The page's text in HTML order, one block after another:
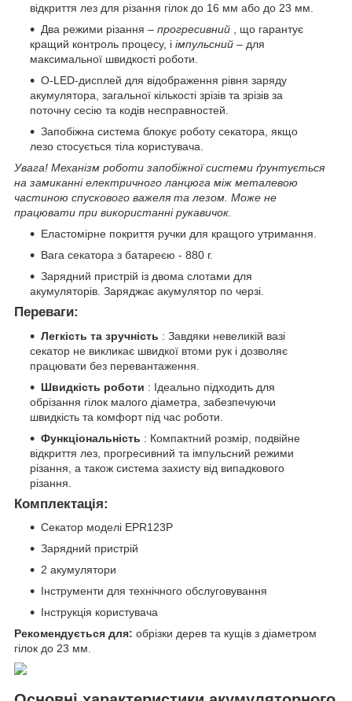
відкриття лез для різання гілок до 16 мм або до 23 мм.
Два режими різання – прогресивний , що гарантує
кращий контроль процесу, і імпульсний – для
максимальної швидкості роботи.
О-LED-дисплей для відображення рівня заряду
акумулятора, загальної кількості зрізів та зрізів за
поточну сесію та кодів несправностей.
Запобіжна система блокує роботу секатора, якщо
лезо стосується тіла користувача.
Увага! Механізм роботи запобіжної системи ґрунтується
на замиканні електричного ланцюга між металевою
частиною спускового важеля та лезом. Може не
працювати при використанні рукавичок.
Еластомірне покриття ручки для кращого утримання.
Вага секатора з батареєю - 880 г.
Зарядний пристрій із двома слотами для
акумуляторів. Заряджає акумулятор по черзі.
Переваги:
Легкість та зручність : Завдяки невеликій вазі
секатор не викликає швидкої втоми рук і дозволяє
працювати без перевантаження.
Швидкість роботи : Ідеально підходить для
обрізання гілок малого діаметра, забезпечуючи
швидкість та комфорт під час роботи.
Функціональність : Компактний розмір, подвійне
відкриття лез, прогресивний та імпульсний режими
різання, а також система захисту від випадкового
різання.
Комплектація:
Секатор моделі EPR123P
Зарядний пристрій
2 акумулятори
Інструменти для технічного обслуговування
Інструкція користувача
Рекомендується для: обрізки дерев та кущів з діаметром
гілок до 23 мм.